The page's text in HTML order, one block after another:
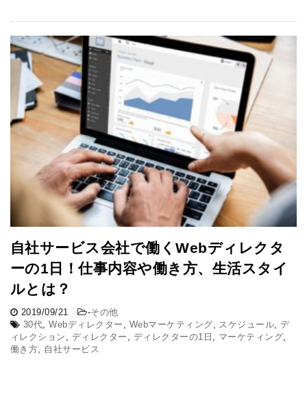
自社サービス会社で働くWebディレクタ
ーの1日！仕事内容や働き方、生活スタイ
ルとは？
2019/09/21 -その他
30代 ,Webディレクター Webマーケティング スケジュール ,デ
ィレクション
ディレクター ディレクターの1日 マーケティング
働き方
自社サービス